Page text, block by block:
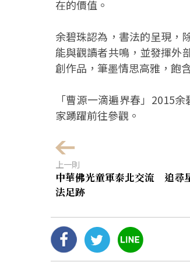
在的價值。
余碧珠認為，書法的呈現，
能與觀讀者共鳴，並發揮外
創作品，筆墨情思高雅，飽
「曹源一滴遍界春」2015
家踴躍前往參觀。
上一則
中華佛光童軍泰北交流 追尋
法足跡